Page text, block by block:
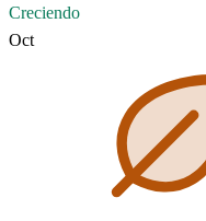
Creciendo
Oct